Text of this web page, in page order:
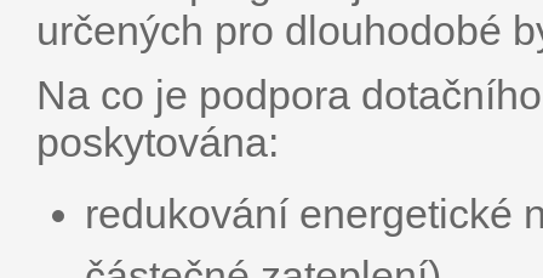
určených pro dlouhodobé
Na co je podpora
poskytována:
redukování energetické